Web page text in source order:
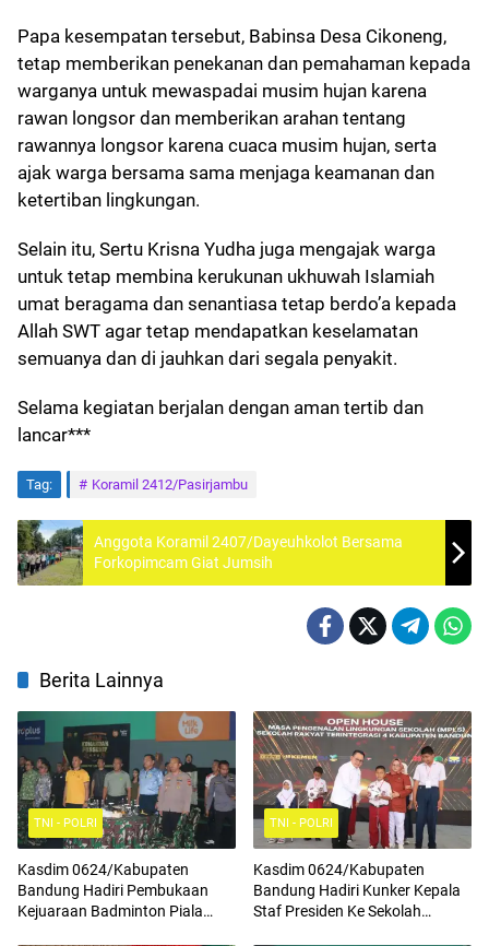
Papa kesempatan tersebut, Babinsa Desa Cikoneng,
tetap memberikan penekanan dan pemahaman kepada
warganya untuk mewaspadai musim hujan karena
rawan longsor dan memberikan arahan tentang
rawannya longsor karena cuaca musim hujan, serta
ajak warga bersama sama menjaga keamanan dan
ketertiban lingkungan.
Selain itu, Sertu Krisna Yudha juga mengajak warga
untuk tetap membina kerukunan ukhuwah Islamiah
umat beragama dan senantiasa tetap berdo’a kepada
Allah SWT agar tetap mendapatkan keselamatan
semuanya dan di jauhkan dari segala penyakit.
Selama kegiatan berjalan dengan aman tertib dan
lancar***
Tag: Koramil 2412/Pasirjambu
Anggota Koramil 2407/Dayeuhkolot Bersama
Forkopimcam Giat Jumsih
Berita Lainnya
TNI - POLRI
Kasdim 0624/Kabupaten
Bandung Hadiri Pembukaan
Kejuaraan Badminton Piala
TNI - POLRI
Kasdim 0624/Kabupaten
Bandung Hadiri Kunker Kepala
Staf Presiden Ke Sekolah